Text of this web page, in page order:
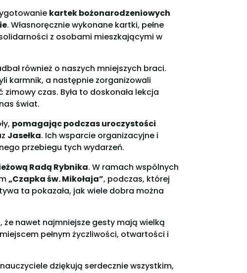
kartek bożonarodzeniowych
. Własnoręcznie wykonane kartki, pełne
z osobami mieszkającymi w
również o naszych mniejszych braci.
karmnik, a następnie zorganizowali
czas. Była to doskonała lekcja
świat.
pomagając podczas uroczystości
Jasełka. Ich wsparcie organizacyjne i
przebiegu tych wydarzeń.
Radą Rybnika. W ramach wspólnych
„Czapka św. Mikołaja”, podczas, której
ta pokazała, jak wiele dobra można
nawet najmniejsze gesty mają wielką
pełnym życzliwości, otwartości i
dziękują serdecznie wszystkim,